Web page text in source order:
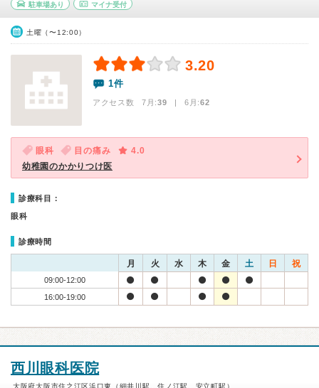
駐車場あり マイナ受付
土曜（〜12:00）
3.20
1件
アクセス数 7月:39 | 6月:62
眼科 目の痛み
4.0
幼稚園のかかりつけ医
診療科目：
眼科
診療時間
月 火 水 木 金 土 日 祝
09:00-12:00
16:00-19:00
西川眼科医院
大阪府大阪市住之江区浜口東（細井川駅、住ノ江駅、安立町駅）